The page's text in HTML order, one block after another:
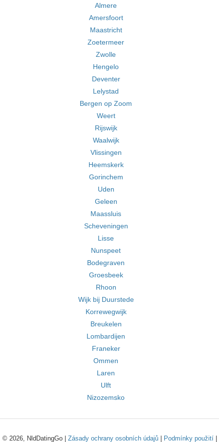
Almere
Amersfoort
Maastricht
Zoetermeer
Zwolle
Hengelo
Deventer
Lelystad
Bergen op Zoom
Weert
Rijswijk
Waalwijk
Vlissingen
Heemskerk
Gorinchem
Uden
Geleen
Maassluis
Scheveningen
Lisse
Nunspeet
Bodegraven
Groesbeek
Rhoon
Wijk bij Duurstede
Korrewegwijk
Breukelen
Lombardijen
Franeker
Ommen
Laren
Ulft
Nizozemsko
© 2026, NldDatingGo | Zásady ochrany osobních údajů| Podmínky použití|